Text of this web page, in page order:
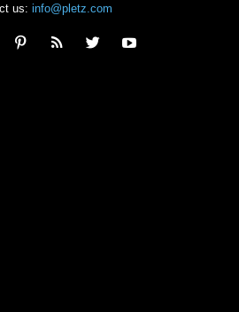
us: info@pletz.com